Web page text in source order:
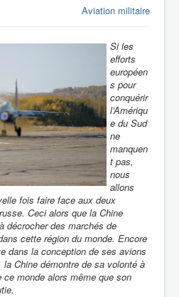
Aviation militaire
Si les
efforts
européen
s pour
conquérir
l’Amériqu
e du Sud
ne
manquen
t pas,
nous
allons
fois faire face aux deux
Ceci alors que la Chine
décrocher des marchés de
cette région du monde. Encore
dans la conception de ses avions
Chine démontre de sa volonté à
monde alors même que son